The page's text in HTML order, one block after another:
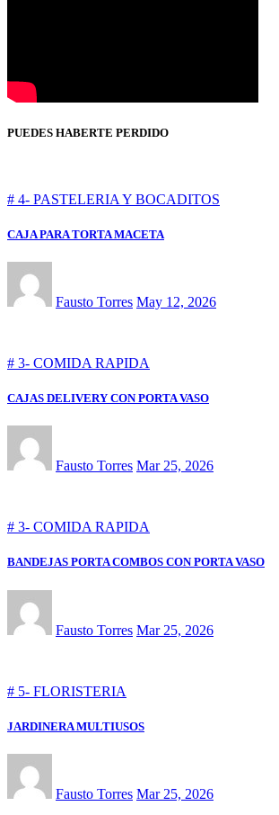
PUEDES HABERTE PERDIDO
# 4- PASTELERIA Y BOCADITOS
CAJA PARA TORTA MACETA
Fausto Torres May 12, 2026
# 3- COMIDA RAPIDA
CAJAS DELIVERY CON PORTA VASO
Fausto Torres Mar 25, 2026
# 3- COMIDA RAPIDA
BANDEJAS PORTA COMBOS CON PORTA VASO
Fausto Torres Mar 25, 2026
# 5- FLORISTERIA
JARDINERA MULTIUSOS
Fausto Torres Mar 25, 2026